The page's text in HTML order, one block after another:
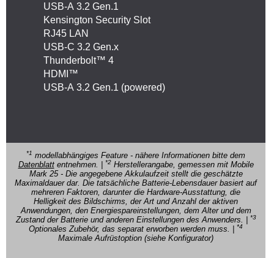
USB-A 3.2 Gen.1
Kensington Security Slot
RJ45 LAN
USB-C 3.2 Gen.x
Thunderbolt™ 4
HDMI™
USB-A 3.2 Gen.1 (powered)
*1 modellabhängiges Feature - nähere Informationen bitte dem
Datenblattentnehmen. | *2Herstellerangabe, gemessen mit Mobile
Mark 25 - Die angegebene Akkulaufzeit stellt die geschätzte
Maximaldauer dar. Die tatsächliche Batterie-Lebensdauer basiert auf
mehreren Faktoren, darunter die Hardware-Ausstattung, die
Helligkeit des Bildschirms, der Art und Anzahl der aktiven
Anwendungen, den Energiespareinstellungen, dem Alter und dem
Zustand der Batterie und anderen Einstellungen des Anwenders. |
*3
Optionales Zubehör, das separat erworben werden muss. | *4
Maximale Aufrüstoption (siehe Konfigurator)